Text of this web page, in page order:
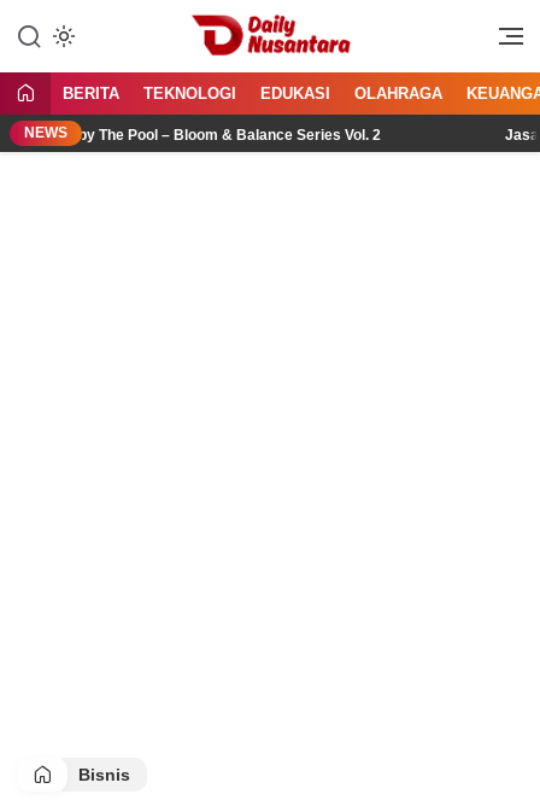
konten
Daily Nusantara
Menyajikan Fakta, Menginspirasi
BERITA TEKNOLOGI EDUKASI OLAHRAGA
NEWS
by The Pool – Bloom & Balance Series Vol. 2 Jasa
Bisnis